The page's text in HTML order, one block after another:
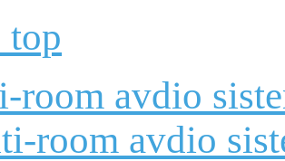
top
room avdio